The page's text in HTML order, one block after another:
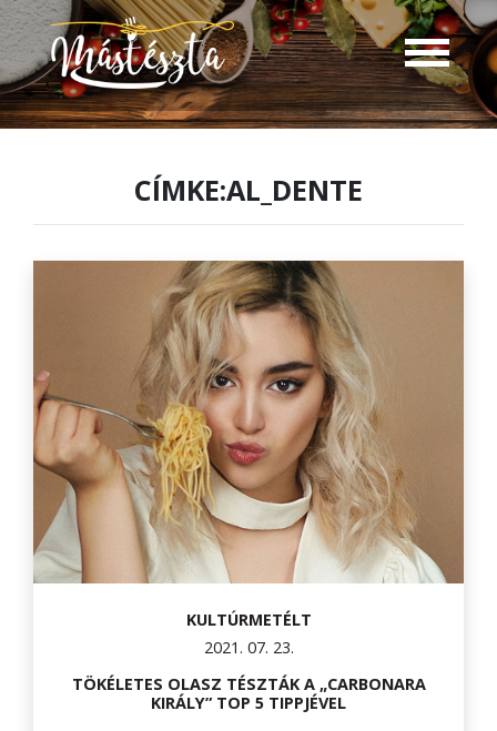
CÍMKE:AL_DENTE
KULTÚRMETÉLT
2021. 07. 23.
TÖKÉLETES OLASZ TÉSZTÁK A „CARBONARA
KIRÁLY” TOP 5 TIPPJÉVEL